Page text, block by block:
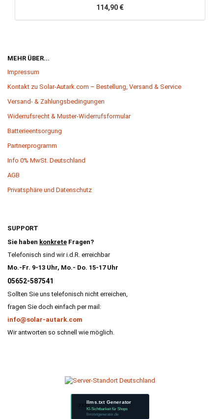
114,90 €
MEHR ÜBER...
Impressum
Kontakt zu Solar-Autark.com – Bestellung, Versand & Service
Versand- & Zahlungsbedingungen
Widerrufsrecht & Muster-Widerrufsformular
Batterieentsorgung
Partnerprogramm
Info 0% MwSt. Deutschland
AGB
Privatsphäre und Datenschutz
SUPPORT
Sie haben konkrete Fragen?
Telefonisch sind wir i.d.R. erreichbar
Mo.-Fr. 9-13 Uhr, Mo.- Do. 15-17 Uhr
05652-587541
Sollten Sie uns telefonisch nicht erreichen,
fragen Sie doch einfach per mail:
info@solar-autark.com
Wir antworten so schnell wie möglich.
????
llms.txt Generator
KI-Sichtbarkeit für Shops
llmstxtgenerator.de